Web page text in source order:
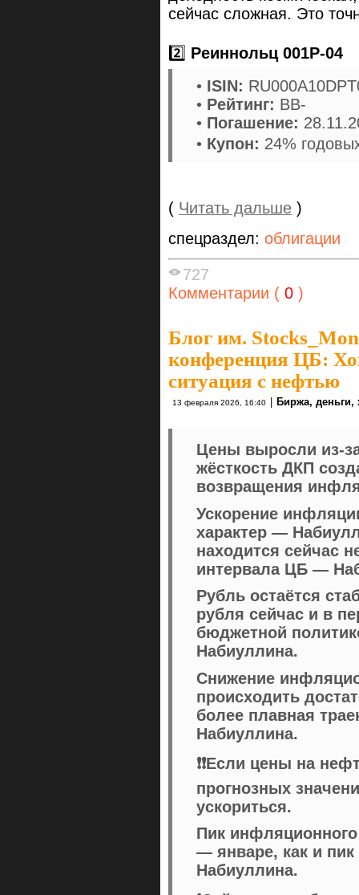
сейчас сложная. Это
2️⃣ Реиннольц 001Р-04
• ISIN:
• Рейтинг: BB-
• Погашение:
• Купон: 24%
( Читать дальше )
спецраздел: облигации
727
Комментарии ( 0 )
Блог им.
конференция ЦБ:
ситуация с нефтью
13 февраля 2026, 16:40 | Биржа, деньги,
Цены выросли из-
жёсткость ДКП
возвращения
Ускорение
характер —
находится сейчас
интервала ЦБ —
Рубль остаётся
рубля сейчас и в
бюджетной
Набиуллина.
Снижение
происходить
более плавная
Набиуллина.
❗️❗️Если цены на
прогнозных
ускориться.
Пик
— январе, как и
Набиуллина.